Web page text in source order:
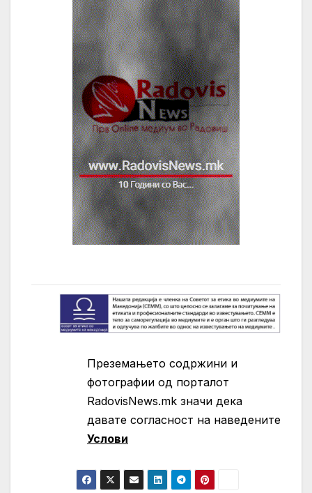
Преземањето содржини и
фотографии од порталот
RadovisNews.mk значи дека
давате согласност на нaведените
Услови